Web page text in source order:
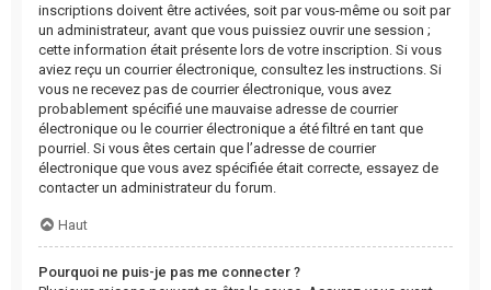
inscriptions doivent être activées, soit par vous-même ou soit par
un administrateur, avant que vous puissiez ouvrir une session ;
cette information était présente lors de votre inscription. Si vous
aviez reçu un courrier électronique, consultez les instructions. Si
vous ne recevez pas de courrier électronique, vous avez
probablement spécifié une mauvaise adresse de courrier
électronique ou le courrier électronique a été filtré en tant que
pourriel. Si vous êtes certain que l’adresse de courrier
électronique que vous avez spécifiée était correcte, essayez de
contacter un administrateur du forum.
Haut
Pourquoi ne puis-je pas me connecter ?